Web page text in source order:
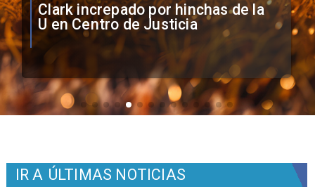
Vozinha firma contrato con Colo
Colo como nuevo arquero
IR A ÚLTIMAS NOTICIAS